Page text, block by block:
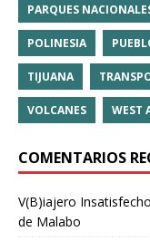
PARQUES
POLINESIA
TIJUANA
VOLCANES WEST
COMENTARIOS
V(B)iajero Insatisfecho
de Malabo